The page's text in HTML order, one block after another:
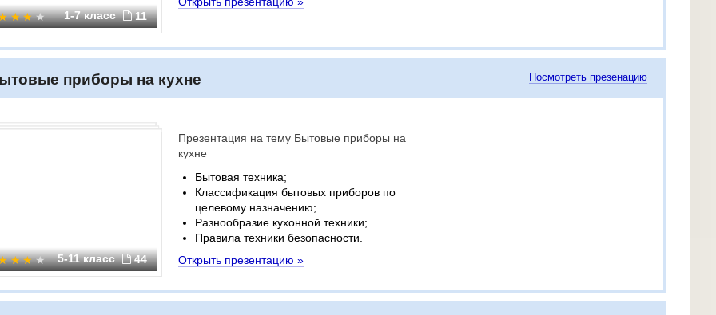
1-7 класс 11
приборы на кухне Посмотреть презенацию
5-11 класс 44
Презентация на тему Бытовые приборы на
кухне
Бытовая техника;
Классификация бытовых приборов по
целевому назначению;
Разнообразие кухонной техники;
Правила техники безопасности.
Открыть презентацию »